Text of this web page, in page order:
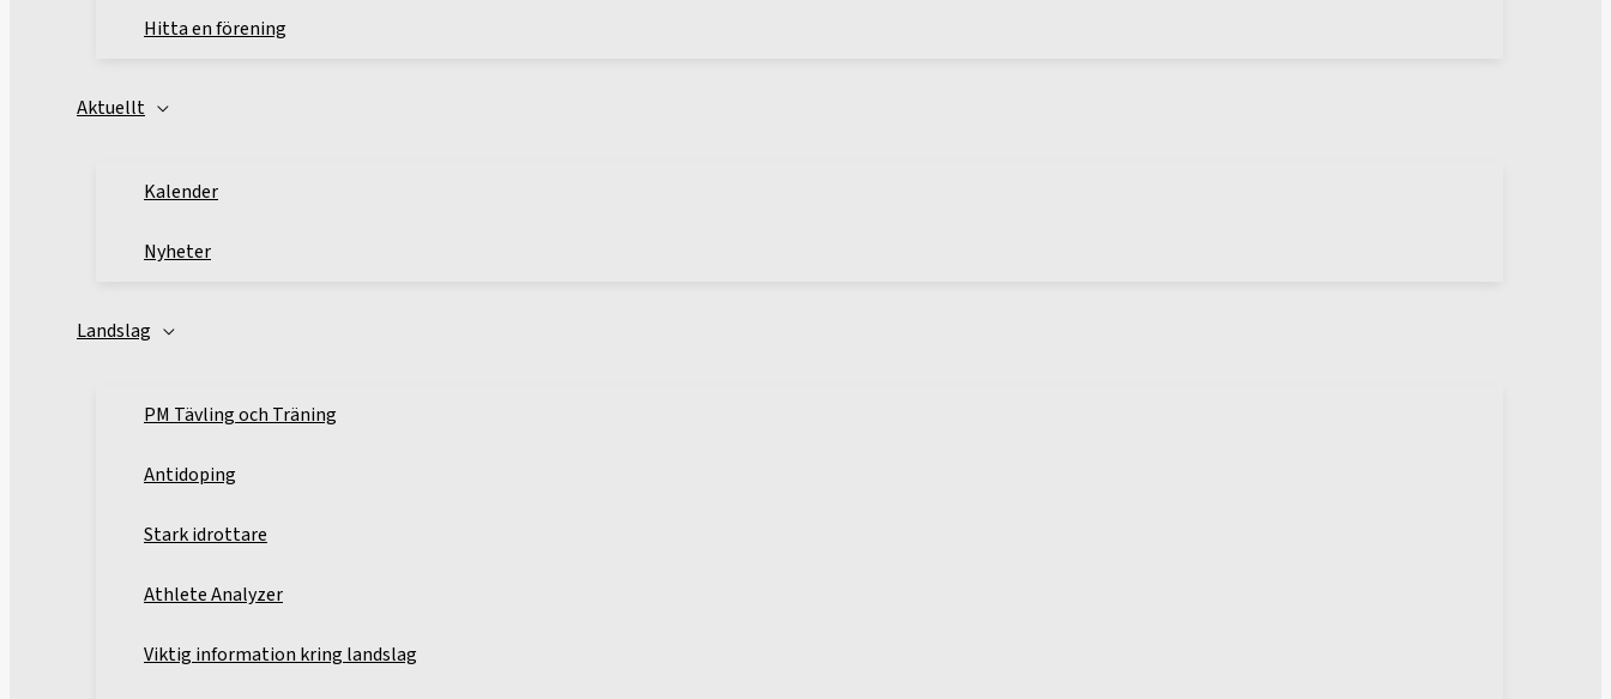
Hitta en förening
Aktuellt
Kalender
Nyheter
Landslag
PM Tävling och Träning
Antidoping
Stark idrottare
Athlete Analyzer
Viktig information kring landslag